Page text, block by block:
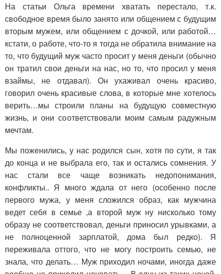
На статьи Ольга времени хватать перестало, т.к.
свободное время было занято или общением с будущим
вторым мужем, или общением с дочкой, или работой…
кстати, о работе, что-то я тогда не обратила внимание на
то, что будущий муж часто просит у меня деньги (обычно
он тратил свои деньги на нас, но то, что просил у меня
взаймы, не отдавал). Он ухаживал очень красиво,
говорил очень красивые слова, в которые мне хотелось
верить…мы строили планы на будущую совместную
жизнь, и они соответствовали моим самым радужным
мечтам.
Мы поженились, у нас родился сын, хотя по сути, я так
до конца и не выбрала его, так и остались сомнения. У
нас стали все чаще возникать недопонимания,
конфликты.. Я много ждала от него (особенно после
первого мужа, у меня сложился образ, как мужчина
ведет себя в семье ,а второй муж ну нисколько тому
образу не соответствовал, деньги приносил урывками, а
не полноценной зарплатой, дома был редко). Я
переживала оттого, что не могу построить семью, не
знала, что делать… Муж приходил ночами, иногда даже